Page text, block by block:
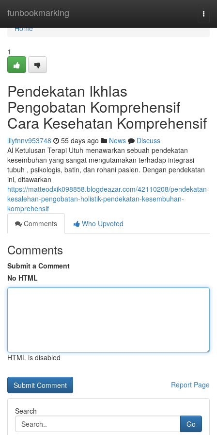
funbookmarking
Home
Home
1
Pendekatan Ikhlas
Pengobatan Komprehensif
Cara Kesehatan Komprehensif
lilyfnnv953748 55 days ago News
Discuss
Al Ketulusan Terapi Utuh menawarkan sebuah pendekatan
kesembuhan yang sangat mengutamakan terhadap integrasi
tubuh , psikologis, batin, dan rohani pasien. Dengan pendekatan
ini, ditawarkan
https://matteodxik098858.blogdeazar.com/42110208/pendekatan-
kesalehan-pengobatan-holistik-pendekatan-kesembuhan-
komprehensif
Comments
Who Upvoted
Comments
Submit a Comment
No HTML
HTML is disabled
Report Page
Search
Go